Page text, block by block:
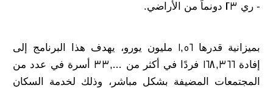
- ري 23 دونماً من الأراضي.
بميزانية قدرها 1,56 مليون يورو، يهدف هذا البرنامج إلى
إفادة 168,366 فردًا في أكثر من 33,000 أسرة في عدد من
المجتمعات المضيفة بشكل مباشر، وذلك لخدمة السكان